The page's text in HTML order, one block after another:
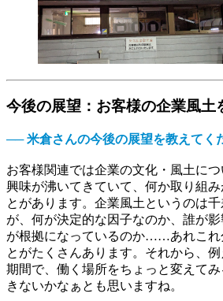
今後の展望：お客様の企業風土
── 米倉さんの今後の展望を教えてく
お客様関連では企業の文化・風土に
興味が沸いてきていて、何か取り組
とがあります。企業風土というのは
が、何が決定的な因子なのか、誰が
が根拠になっているのか……あれこれ
とがたくさんあります。それから、
期間で、働く場所をちょっと変えて
きないかなぁとも思いますね。